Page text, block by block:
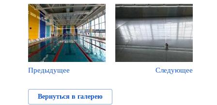
Предыдущее Следующее
Вернуться в галерею